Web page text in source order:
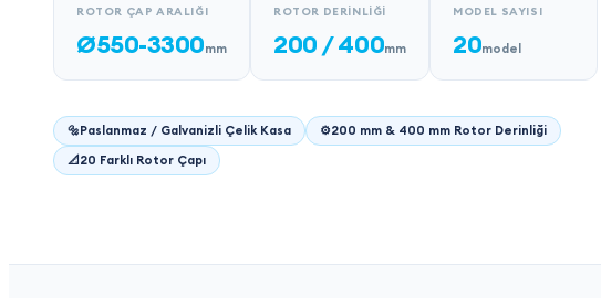
ROTOR ÇAP ARALIĞI
Ø550-3300mm
ROTOR DERINLIĞI
200 / 400mm
MODEL SAYISI
20model
🔩Paslanmaz / Galvanizli Çelik Kasa ⚙️200 mm & 400 mm Rotor Derinliği
📐 20 Farklı Rotor Çapı